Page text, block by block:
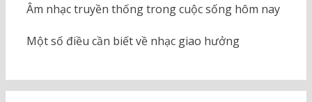
Âm nhạc truyền thống trong cuộc sống hôm nay
Một số điều cần biết về nhạc giao hưởng